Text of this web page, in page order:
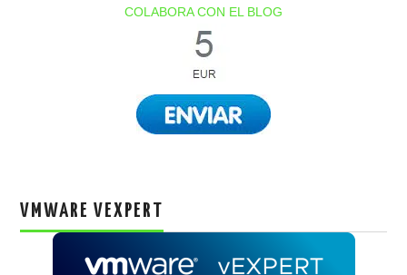
COLABORA CON EL BLOG
VMWARE VEXPERT